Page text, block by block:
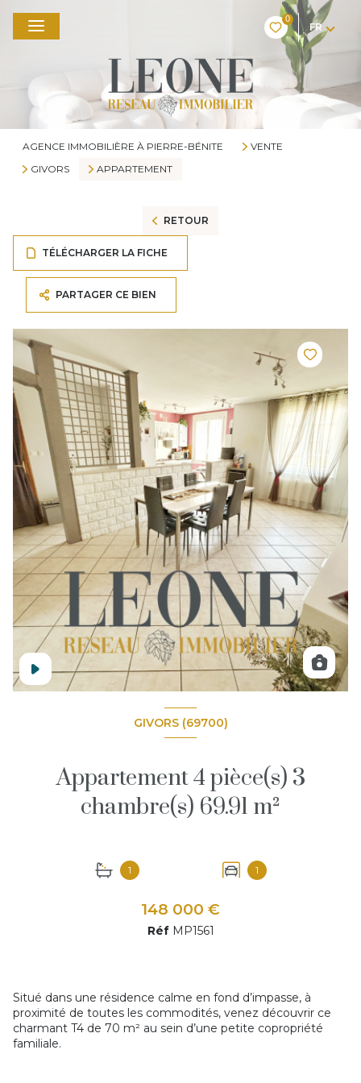
0
FR
AGENCE IMMOBILIÈRE À PIERRE-BÉNITE
VENTE
GIVORS
APPARTEMENT
RETOUR
TÉLÉCHARGER LA FICHE
PARTAGER CE BIEN
GIVORS (69700)
Appartement 4 pièce(s) 3
chambre(s) 69.91 m²
1 1
148 000 €
Réf MP1561
Situé dans une résidence calme en fond d’impasse, à
proximité de toutes les commodités, venez découvrir ce
charmant T4 de 70 m² au sein d’une petite copropriété
familiale.